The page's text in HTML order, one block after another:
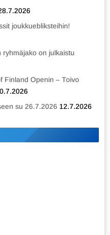
joukkuebliksteihin!
ryhmäjako on julkaistu
Finland Openin – Toivo
su 26.7.2026 12.7.2026